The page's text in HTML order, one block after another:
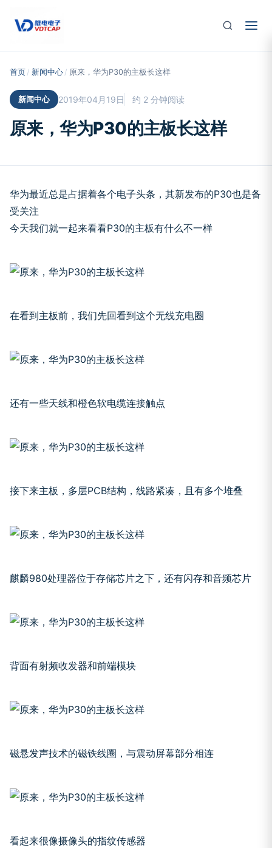
首页 / 新闻中心 / 原来，华为P30的主板长这样
新闻中心 2019年04月19日 约 2 分钟阅读
原来，华为P30的主板长这样
华为最近总是占据着各个电子头条，其新发布的P30也是备
受关注
今天我们就一起来看看P30的主板有什么不一样
在看到主板前，我们先回看到这个无线充电圈
还有一些天线和橙色软电缆连接触点
接下来主板，多层PCB结构，线路紧凑，且有多个堆叠
麒麟980处理器位于存储芯片之下，还有闪存和音频芯片
背面有射频收发器和前端模块
磁悬发声技术的磁铁线圈，与震动屏幕部分相连
看起来很像摄像头的指纹传感器